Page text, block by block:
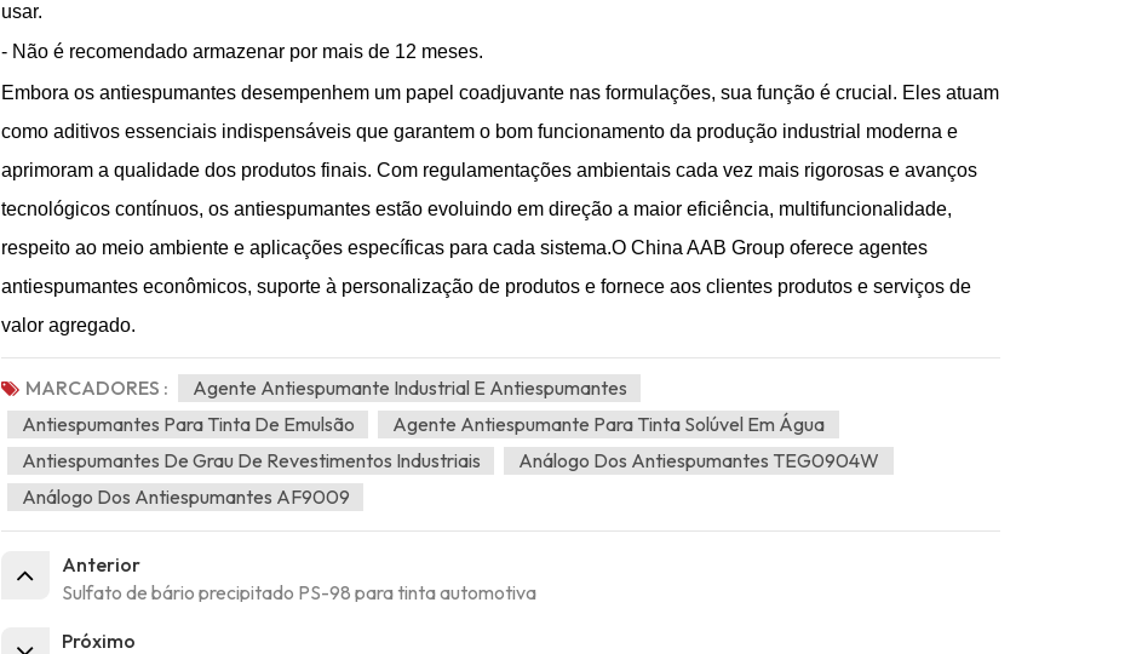
usar.
- Não é recomendado armazenar por mais de 12 meses.
Embora os antiespumantes desempenhem um papel coadjuvante nas formulações, sua função é crucial. Eles atuam
como aditivos essenciais indispensáveis ​​que garantem o bom funcionamento da produção industrial moderna e
aprimoram a qualidade dos produtos finais. Com regulamentações ambientais cada vez mais rigorosas e avanços
tecnológicos contínuos, os antiespumantes estão evoluindo em direção a maior eficiência, multifuncionalidade,
respeito ao meio ambiente e aplicações específicas para cada sistema.O China AAB Group oferece agentes
antiespumantes econômicos, suporte à personalização de produtos e fornece aos clientes produtos e serviços de
valor agregado.
MARCADORES :
Agente Antiespumante Industrial E Antiespumantes
Antiespumantes Para Tinta De Emulsão
Agente Antiespumante Para Tinta Solúvel Em Água
Antiespumantes De Grau De Revestimentos Industriais
Análogo Dos Antiespumantes TEG0904W
Análogo Dos Antiespumantes AF9009
Anterior
Sulfato de bário precipitado PS-98 para tinta automotiva
Próximo